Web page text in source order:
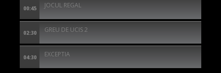
00:45 JOCUL REGAL
02:30 GREU DE UCIS 2
04:30 EXCEPTIA